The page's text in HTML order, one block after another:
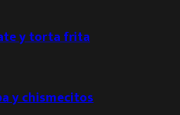
y torta frita
y chismecitos